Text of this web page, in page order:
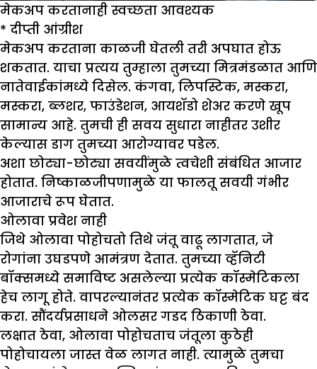
मेकअप करतानाही स्वच्छता आवश्यक
* दीप्ती आंग्रीश
मेकअप करताना काळजी घेतली तरी अपघात होऊ
शकतात. याचा प्रत्यय तुम्हाला तुमच्या मित्रमंडळात आणि
नातेवाईकांमध्ये दिसेल. कंगवा, लिपस्टिक, मस्करा,
मस्करा, ब्लशर, फाउंडेशन, आयशॅडो शेअर करणे खूप
सामान्य आहे. तुमची ही सवय सुधारा नाहीतर उशीर
केल्यास डाग तुमच्या आरोग्यावर पडेल.
अशा छोट्या-छोट्या सवयींमुळे त्वचेशी संबंधित आजार
होतात. निष्काळजीपणामुळे या फालतू सवयी गंभीर
आजाराचे रूप घेतात.
ओलावा प्रवेश नाही
जिथे ओलावा पोहोचतो तिथे जंतू वाढू लागतात, जे
रोगांना उघडपणे आमंत्रण देतात. तुमच्या व्हॅनिटी
बॉक्समध्ये समाविष्ट असलेल्या प्रत्येक कॉस्मेटिकला
हेच लागू होते. वापरल्यानंतर प्रत्येक कॉस्मेटिक घट्ट बंद
करा. सौंदर्यप्रसाधने ओलसर गडद ठिकाणी ठेवा.
लक्षात ठेवा, ओलावा पोहोचताच जंतूला कुठेही
पोहोचायला जास्त वेळ लागत नाही. त्यामुळे तुमचा